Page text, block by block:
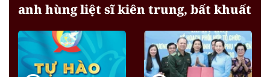
anh hùng liệt sĩ kiên trung, bất khuất